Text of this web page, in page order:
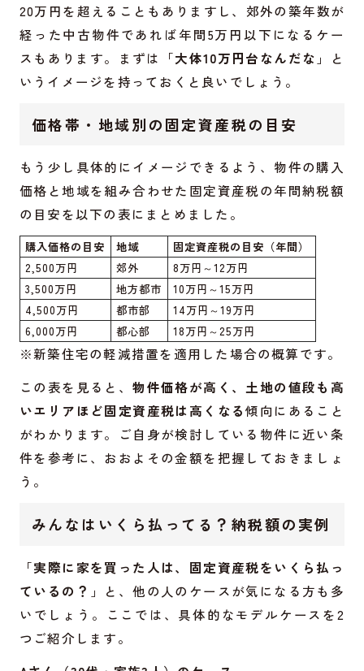
20万円を超えることもありますし、郊外の築年数が
経った中古物件であれば年間5万円以下になるケー
スもあります。まずは「大体10万円台なんだな 」と
いうイメージを持っておくと良いでしょう。
価格帯・地域別の固定資産税の目安
もう少し具体的にイメージできるよう、物件の購入
価格と地域を組み合わせた固定資産税の年間納税額
の目安を以下の表にまとめました。
購入価格の目安 地域
固定資産税の目安（年間）
2,500万円
郊外
8万円～12万円
3,500万円
地方都市
10万円～15万円
4,500万円
都市部
14万円～19万円
6,000万円
都心部 18万円～25万円
※新築住宅の軽減措置を適用した場合の概算です。
この表を見ると、物件価格が高く、土地の値段も高
いエリアほど固定資産税は高くなる傾向にあること
がわかります。ご自身が検討している物件に近い条
件を参考に、おおよその金額を把握しておきましょ
う。
みんなはいくら払ってる？納税額の実例
「実際に家を買った人は、固定資産税をいくら払っ
ているの？ 」と、他の人のケースが気になる方も多
いでしょう。ここでは、具体的なモデルケースを2
つご紹介します。